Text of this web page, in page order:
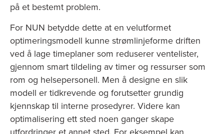
på et bestemt problem.
For NUN betydde dette at en velutformet
optimeringsmodell kunne strømlinjeforme driften
ved å lage timeplaner som reduserer ventelister,
gjennom smart tildeling av timer og ressurser som
rom og helsepersonell. Men å designe en slik
modell er tidkrevende og forutsetter grundig
kjennskap til interne prosedyrer. Videre kan
optimalisering ett sted noen ganger skape